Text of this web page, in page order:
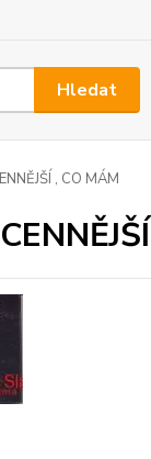
Hledat
, CO MÁM